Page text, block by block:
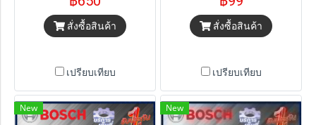
สั่งซื้อสินค้า
เปรียบเทียบ
สั่งซื้อสินค้า
เปรียบเทียบ
New New